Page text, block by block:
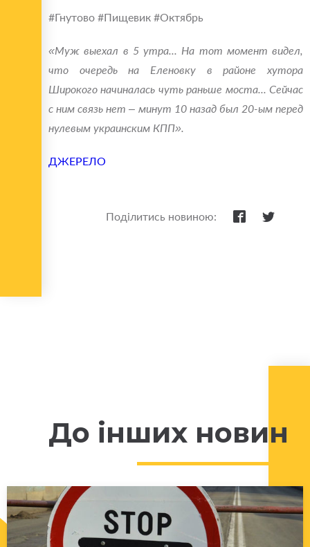
#Гнутово #Пищевик #Октябрь
«Муж выехал в 5 утра... На тот момент видел,
что очередь на Еленовку в районе хутора
Широкого начиналась чуть раньше моста... Сейчас
с ним связь нет – минут 10 назад был 20-ым перед
нулевым украинским КПП».
ДЖЕРЕЛО
Поділитись новиною:
До інших новин